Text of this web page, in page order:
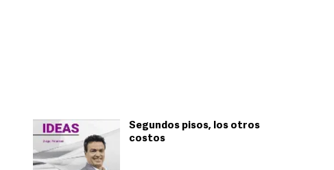
Segundos pisos, los otros
costos